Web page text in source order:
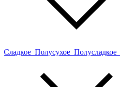
Сладкое Полусухое Полусладкое